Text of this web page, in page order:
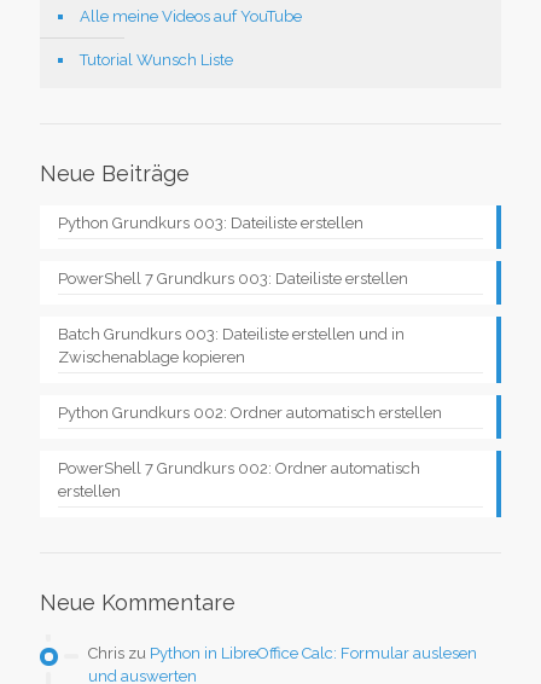
Alle meine Videos auf YouTube
Tutorial Wunsch Liste
Neue Beiträge
Python Grundkurs 003: Dateiliste erstellen
PowerShell 7 Grundkurs 003: Dateiliste erstellen
Batch Grundkurs 003: Dateiliste erstellen und in
Zwischenablage kopieren
Python Grundkurs 002: Ordner automatisch erstellen
PowerShell 7 Grundkurs 002: Ordner automatisch
erstellen
Neue Kommentare
Chris zu Python in LibreOffice Calc: Formular auslesen
und auswerten